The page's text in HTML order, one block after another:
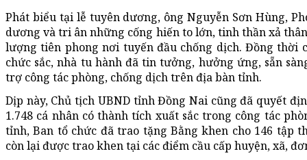
Phát biểu tại lễ tuyên dương, ông Nguyễn Sơn Hùng,
dương và tri ân những cống hiến to lớn, tinh thần xả
lượng tiên phong nơi tuyến đầu chống dịch. Đồng thời
chức sắc, nhà tu hành đã tin tưởng, hưởng ứng, sẵn
trợ công tác phòng, chống dịch trên địa bàn tỉnh.
Dịp này, Chủ tịch UBND tỉnh Đồng Nai cũng đã quyết
1.748 cá nhân có thành tích xuất sắc trong công tác
tỉnh, Ban tổ chức đã trao tặng Bằng khen cho 146 tập
còn lại được trao khen tại các điểm cầu cấp huyện, xã,